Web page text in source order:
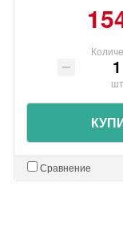
шт
Сравнение